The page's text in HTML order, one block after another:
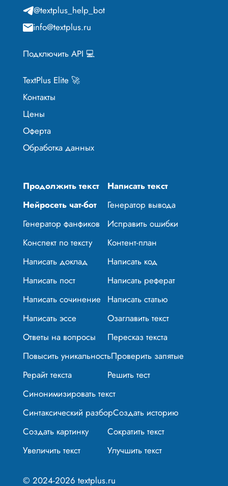
@textplus_help_bot
info@textplus.ru
Подключить API 💻
TextPlus Elite 🚀
Контакты
Цены
Оферта
Обработка данных
Продолжить текст
Написать текст
Нейросеть чат-бот
Генератор вывода
Генератор фанфиков
Исправить ошибки
Конспект по тексту
Контент-план
Написать доклад
Написать код
Написать пост
Написать реферат
Написать сочинение Написать статью
Написать эссе
Озаглавить текст
Ответы на вопросы
Пересказ текста
Повысить уникальностьПроверить запятые
Рерайт текста
Решить тест
Синонимизировать текст
Синтаксический разборСоздать историю
Создать картинку
Сократить текст
Увеличить текст
Улучшить текст
© 2024-2026 textplus.ru